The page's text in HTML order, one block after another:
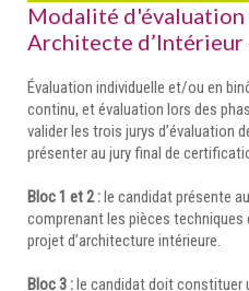
Modalité d'évaluation
Architecte d’Intérieur
Évaluation individuelle et/ou en
continu, et évaluation lors des
valider les trois jurys d’évaluation
présenter au jury final de
Bloc 1 et 2 :le candidat présente
comprenant les pièces techniques
projet d’architecture intérieure.
Bloc 3 :le candidat doit constituer